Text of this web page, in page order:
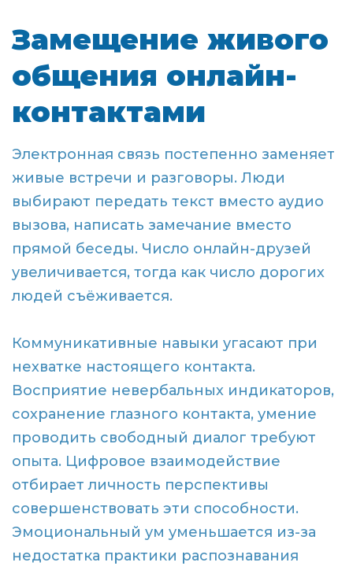
Замещение живого
общения онлайн-
контактами
Электронная связь постепенно заменяет
живые встречи и разговоры. Люди
выбирают передать текст вместо аудио
вызова, написать замечание вместо
прямой беседы. Число онлайн-друзей
увеличивается, тогда как число дорогих
людей съёживается.
Коммуникативные навыки угасают при
нехватке настоящего контакта.
Восприятие невербальных индикаторов,
сохранение глазного контакта, умение
проводить свободный диалог требуют
опыта. Цифровое взаимодействие
отбирает личность перспективы
совершенствовать эти способности.
Эмоциональный ум уменьшается из-за
недостатка практики распознавания